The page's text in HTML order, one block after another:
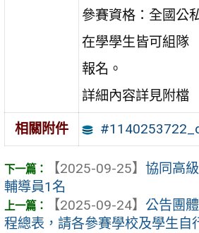
參賽資格：全國公
在學學生皆可組隊
報名。
詳細內容詳見附檔
相關附件
【2025-09-25】 協同高
輔導員1名
【2025-09-24】 公告團
程總表，請各參賽學校及學生自